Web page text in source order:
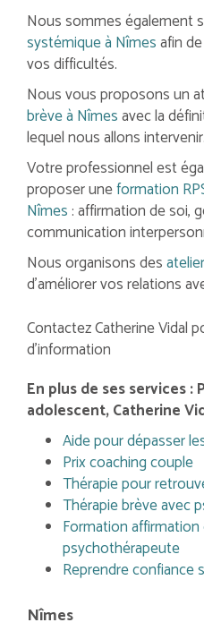
Nous sommes également
systémique à Nîmesafin
vos difficultés.
Nous vous proposons un
brève à Nîmesavec la
lequel nous allons intervenir.
Votre professionnel est
proposer uneformation
Nîmes : affirmation de soi,
communication
Nous organisons des
d'améliorer vos relations
Contactez Catherine Vidal
d'information
En plus de ses services :
adolescent, Catherine
Aide pour dépasser
Prix coaching couple
Thérapie pour
Thérapie brève avec
Formation
psychothérapeute
Reprendre confiance
Nîmes